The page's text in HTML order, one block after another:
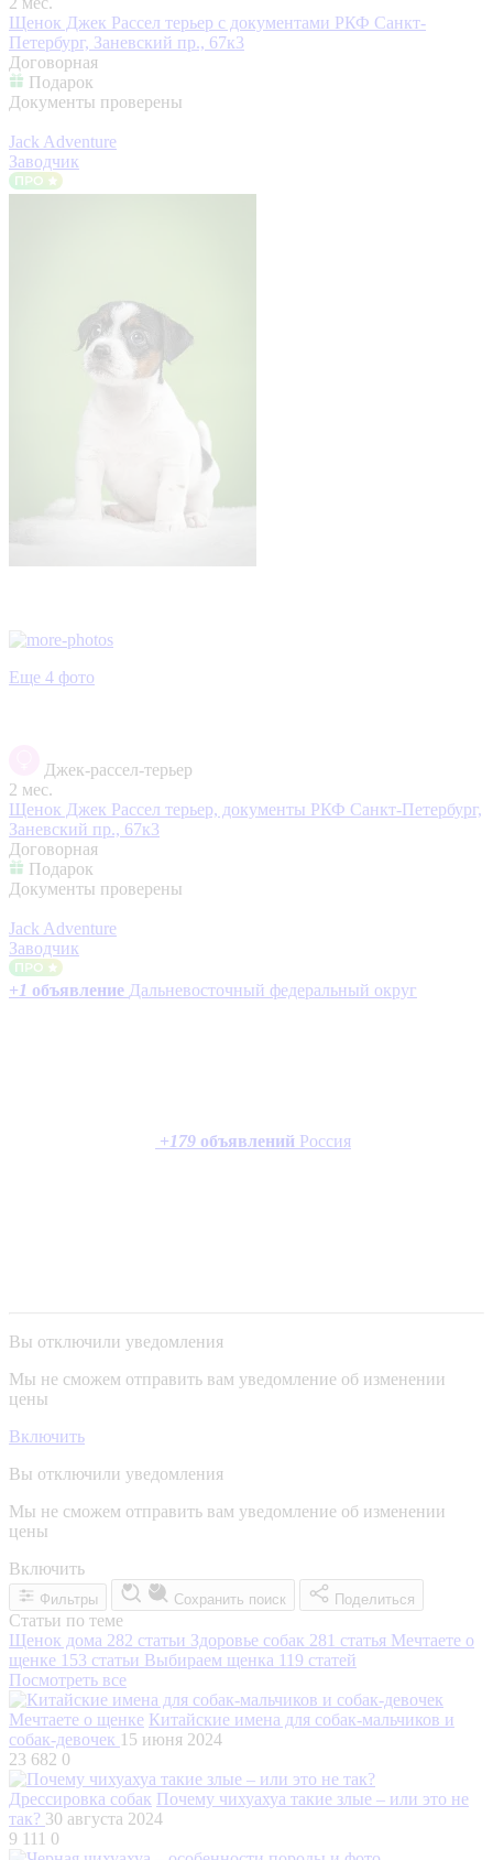
Щенок Джек Рассел терьер с документами РКФ Санкт-
Петербург, Заневский пр., 67к3
Договорная
Подарок
Документы проверены
Jack Adventure
Заводчик
Еще 4 фото
Джек-рассел-терьер
2 мес.
Щенок Джек Рассел терьер, документы РКФ Санкт-Петербург,
Заневский пр., 67к3
Договорная
Подарок
Документы проверены
Jack Adventure
Заводчик
+1 объявление Дальневосточный федеральный округ
+179 объявлений Россия
Вы отключили уведомления
Мы не сможем отправить вам уведомление об изменении
цены
Включить
Вы отключили уведомления
Мы не сможем отправить вам уведомление об изменении
цены
Включить
Фильтры Сохранить поиск Поделиться
Статьи по теме
Щенок дома 282 статьи Здоровье собак 281 статья Мечтаете о
щенке 153 статьи Выбираем щенка 119 статей
Посмотреть все
Мечтаете о щенке Китайские имена для собак-мальчиков и
собак-девочек 15 июня 2024
23 682 0
Дрессировка собак Почему чихуахуа такие злые – или это не
так? 30 августа 2024
9 111 0